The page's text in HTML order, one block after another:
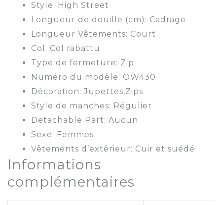
Style: High Street
Longueur de douille (cm): Cadrage
Longueur Vêtements: Court
Col: Col rabattu
Type de fermeture: Zip
Numéro du modèle: OW430
Décoration: Jupettes,Zips
Style de manches: Régulier
Detachable Part: Aucun
Sexe: Femmes
Vêtements d’extérieur: Cuir et suédé
Informations
complémentaires